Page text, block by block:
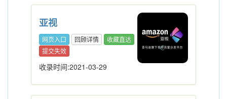
亚视
网页入口 回顾详情
收藏直达
提交失效
收录时间:2021-03-29